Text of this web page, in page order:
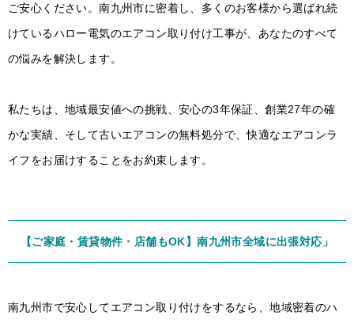
ご安心ください。南九州市に密着し、多くのお客様から選ばれ続
けているハロー電気のエアコン取り付け工事が、あなたのすべて
の悩みを解決します。
私たちは、地域最安値への挑戦、安心の3年保証、創業27年の確
かな実績、そして古いエアコンの無料処分で、快適なエアコンラ
イフをお届けすることをお約束します。
【ご家庭・賃貸物件・店舗もOK】南九州市全域に出張対応」
南九州市で安心してエアコン取り付けをするなら、地域密着のハ